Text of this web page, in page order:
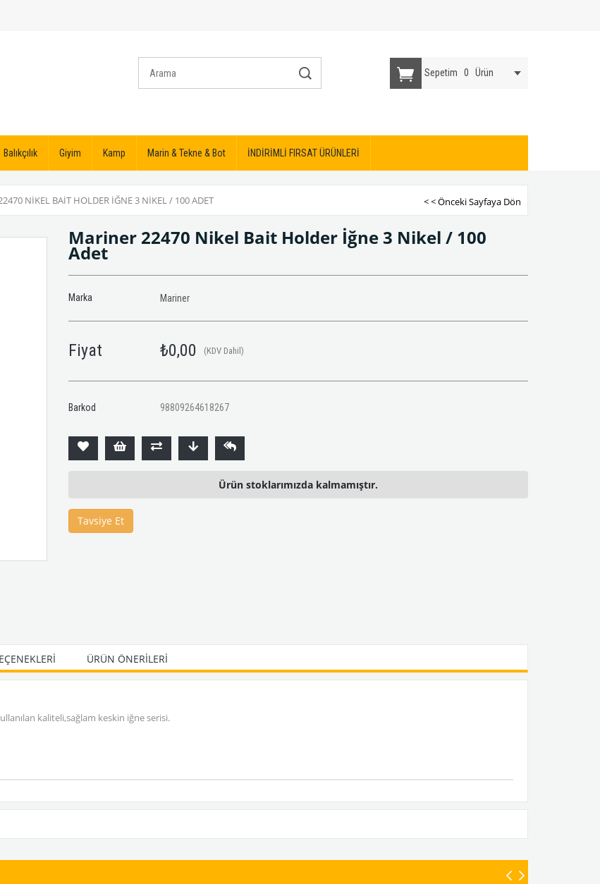
Sepetim 0 Ürün
Balıkçılık Giyim Kamp Marin & Tekne & Bot İNDİRİMLİ FIRSAT ÜRÜNLERİ
NIKEL BAIT HOLDER İĞNE 3 NIKEL / 100 ADET < < Önceki Sayfaya Dön
Mariner 22470 Nikel Bait Holder İğne 3 Nikel / 100
Adet
Marka Mariner
Fiyat ₺0,00 (KDV Dahil)
Barkod 98809264618267
Ürün stoklarımızda kalmamıştır.
Tavsiye Et
ÜRÜN ÖNERILERI
kaliteli,sağlam keskin iğne serisi.